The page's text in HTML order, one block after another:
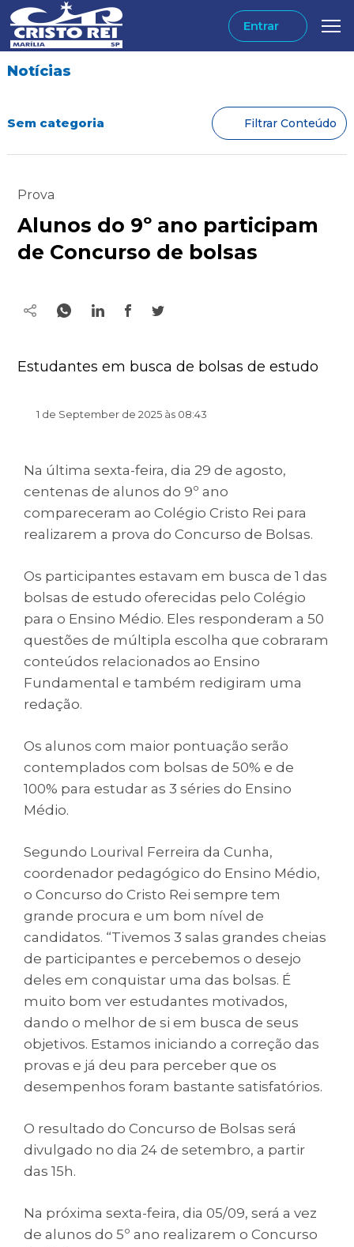
Entrar
Notícias
Sem categoria Filtrar Conteúdo
Prova
Alunos do 9º ano participam
de Concurso de bolsas
Estudantes em busca de bolsas de estudo
1 de September de 2025 às 08:43
Na última sexta-feira, dia 29 de agosto,
centenas de alunos do 9º ano
compareceram ao Colégio Cristo Rei para
realizarem a prova do Concurso de Bolsas.
Os participantes estavam em busca de 1 das
bolsas de estudo oferecidas pelo Colégio
para o Ensino Médio. Eles responderam a 50
questões de múltipla escolha que cobraram
conteúdos relacionados ao Ensino
Fundamental e também redigiram uma
redação.
Os alunos com maior pontuação serão
contemplados com bolsas de 50% e de
100% para estudar as 3 séries do Ensino
Médio.
Segundo Lourival Ferreira da Cunha,
coordenador pedagógico do Ensino Médio,
o Concurso do Cristo Rei sempre tem
grande procura e um bom nível de
candidatos. “Tivemos 3 salas grandes cheias
de participantes e percebemos o desejo
deles em conquistar uma das bolsas. É
muito bom ver estudantes motivados,
dando o melhor de si em busca de seus
objetivos. Estamos iniciando a correção das
provas e já deu para perceber que os
desempenhos foram bastante satisfatórios.
O resultado do Concurso de Bolsas será
divulgado no dia 24 de setembro, a partir
das 15h.
Na próxima sexta-feira, dia 05/09, será a vez
de alunos do 5º ano realizarem o Concurso